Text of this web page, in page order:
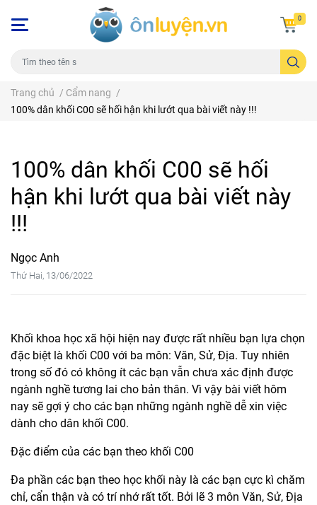
0
Trang chủ / Cẩm nang /
100% dân khối C00 sẽ hối hận khi lướt qua bài viết này !!!
100% dân khối C00 sẽ hối
hận khi lướt qua bài viết này
!!!
Ngọc Anh
Thứ Hai, 13/06/2022
Khối khoa học xã hội hiện nay được rất nhiều bạn lựa chọn
đặc biệt là khối C00 với ba môn: Văn, Sử, Địa. Tuy nhiên
trong số đó có không ít các bạn vẫn chưa xác định được
ngành nghề tương lai cho bản thân. Vì vậy bài viết hôm
nay sẽ gợi ý cho các bạn những ngành nghề dễ xin việc
dành cho dân khối C00.
Đặc điểm của các bạn theo khối C00
Đa phần các bạn theo học khối này là các bạn cực kì chăm
chỉ, cẩn thận và có trí nhớ rất tốt. Bởi lẽ 3 môn Văn, Sử, Địa